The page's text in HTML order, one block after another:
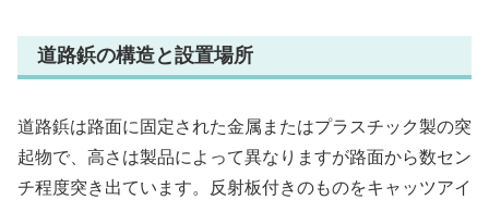
道路鋲の構造と設置場所
道路鋲は路面に固定された金属またはプラスチック製の突
起物で、高さは製品によって異なりますが路面から数セン
チ程度突き出ています。反射板付きのものをキャッツアイ